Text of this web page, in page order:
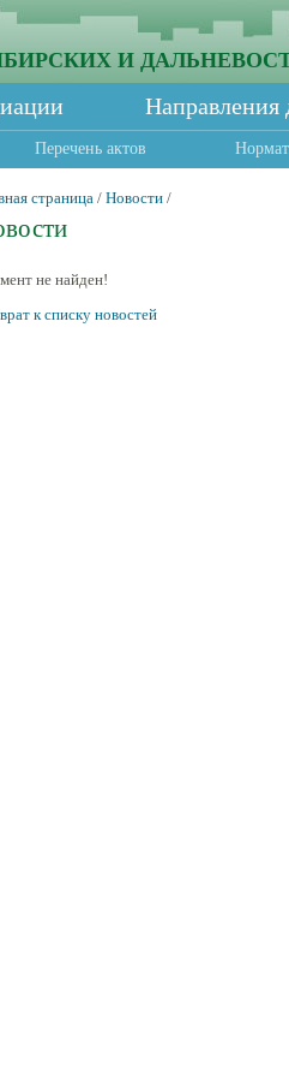
И
Направления
Перечень актов
страница / Новости /
не найден!
к списку новостей